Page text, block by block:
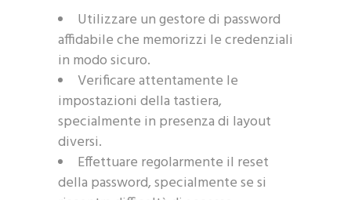
Utilizzare un gestore di password
affidabile che memorizzi le credenziali
in modo sicuro.
Verificare attentamente le
impostazioni della tastiera,
specialmente in presenza di layout
diversi.
Effettuare regolarmente il reset
della password, specialmente se si